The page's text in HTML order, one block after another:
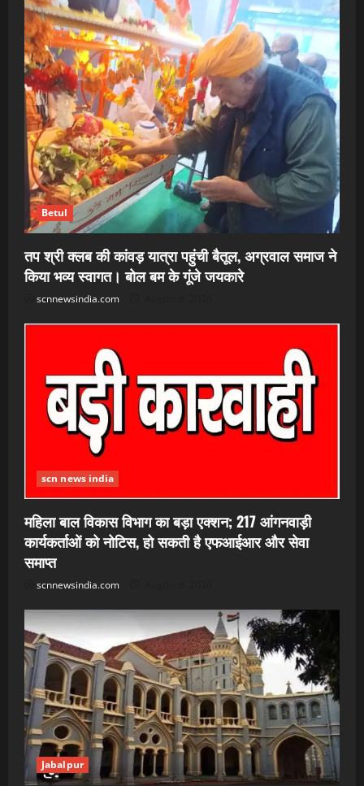
Betul
तप श्री क्लब की कांवड़ यात्रा पहुंची बैतूल, अग्रवाल समाज ने
किया भव्य स्वागत। बोल बम के गूंजे जयकारे
scnnewsindia.com
scn news india
महिला बाल विकास विभाग का बड़ा एक्शन; 217 आंगनवाड़ी
कार्यकर्ताओं को नोटिस, हो सकती है एफआईआर और सेवा
समाप्त
scnnewsindia.com
Jabalpur